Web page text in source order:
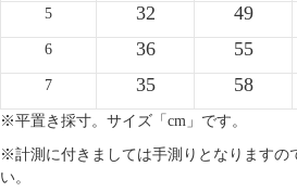
5 32 49
6 36 55
7 35 58
※平置き採寸。サイズ「cm」です。
※計測に付きましては手測りとなりますの
い。